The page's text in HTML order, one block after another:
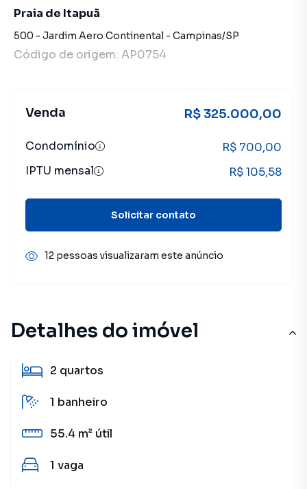
Detalhes do imóvel
2 quartos
1 banheiro
55.4 m² útil
1 vaga
Praia de Itapuã
500 - Jardim Aero Continental - Campinas/SP
Código de origem: AP0754
Venda R$ 325.000,00
Condomínio
R$ 700,00
IPTU mensal
R$ 105,58
Solicitar contato
12 pessoas visualizaram este anúncio